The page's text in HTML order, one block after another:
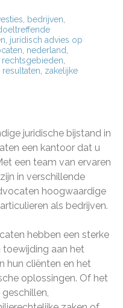
bedrijven
juridisch advies op
nederland
rechtsgebieden
zakelijke
juridische bijstand in
een kantoor dat u
een team van ervaren
in verschillende
hoogwaardige
als bedrijven.
hebben een sterke
aan het
hun cliënten en het
oplossingen. Of het